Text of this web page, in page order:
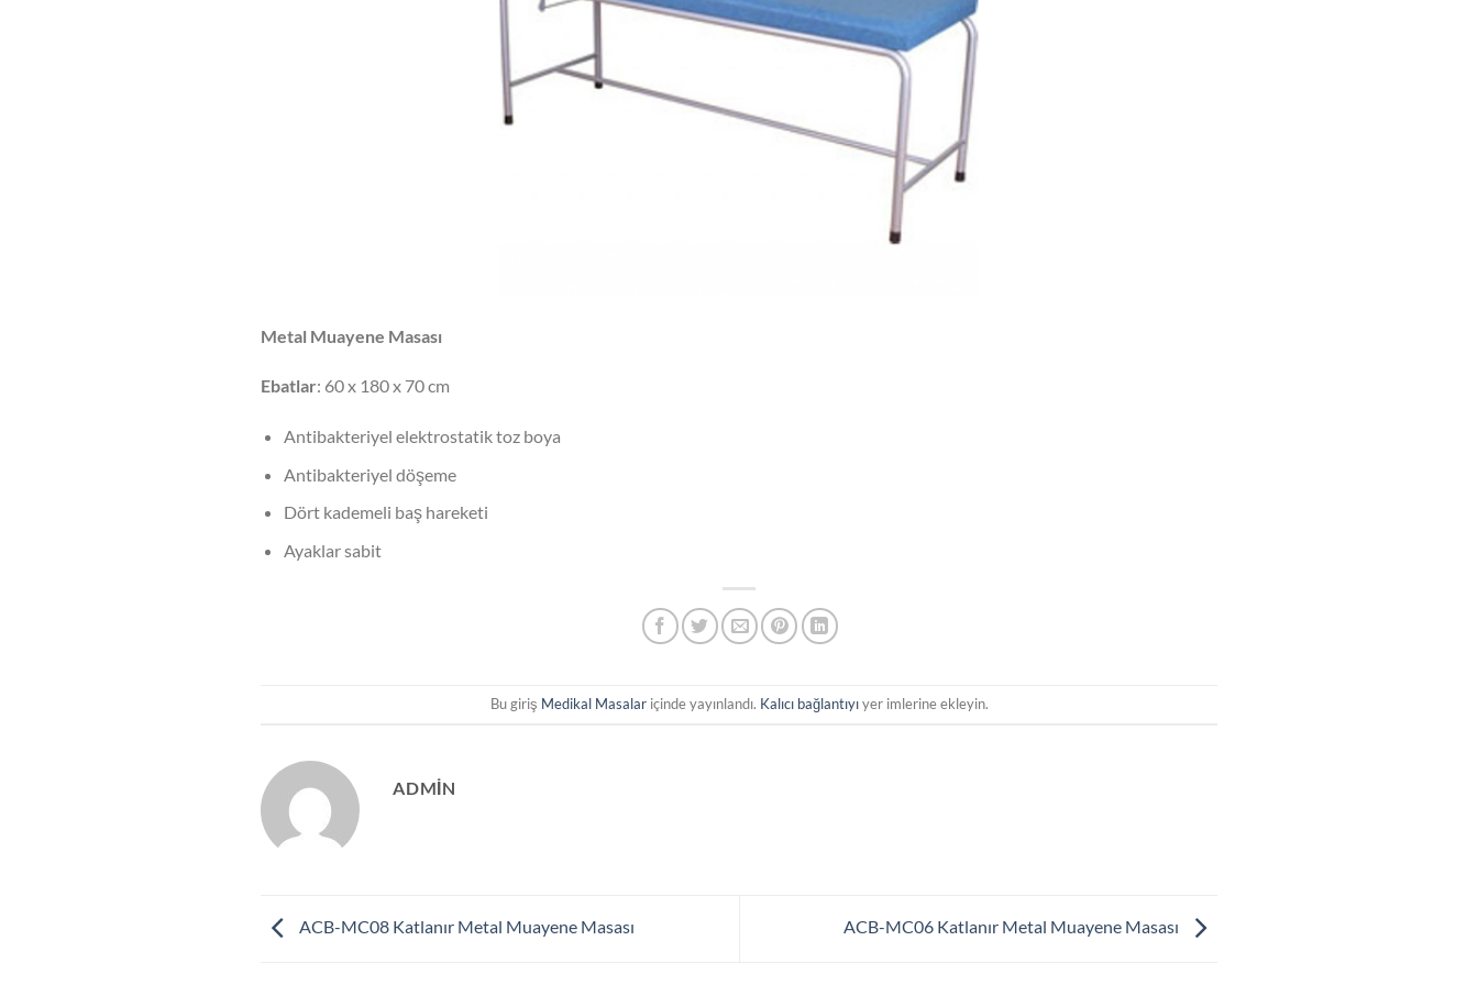
Metal Muayene Masası
Ebatlar: 60 x 180 x 70 cm
Antibakteriyel elektrostatik toz boya
Antibakteriyel döşeme
Dört kademeli baş hareketi
Ayaklar sabit
Bu giriş Medikal Masalariçinde yayınlandı. Kalıcı bağlantıyıyer imlerine ekleyin.
ADMIN
ACB-MC08 Katlanır Metal Muayene Masası ACB-MC06 Katlanır Metal Muayene Masası